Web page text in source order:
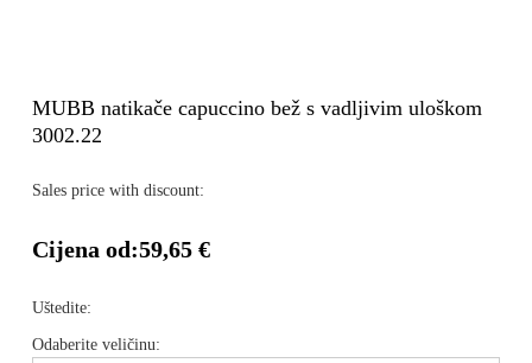
MUBB natikače capuccino bež s vadljivim uloškom
3002.22
Sales price with discount:
Cijena od:59,65 €
Uštedite:
Odaberite veličinu: